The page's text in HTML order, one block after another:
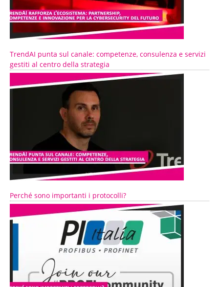
TrendAI punta sul canale: competenze, consulenza e servizi
gestiti al centro della strategia
Perché sono importanti i protocolli?